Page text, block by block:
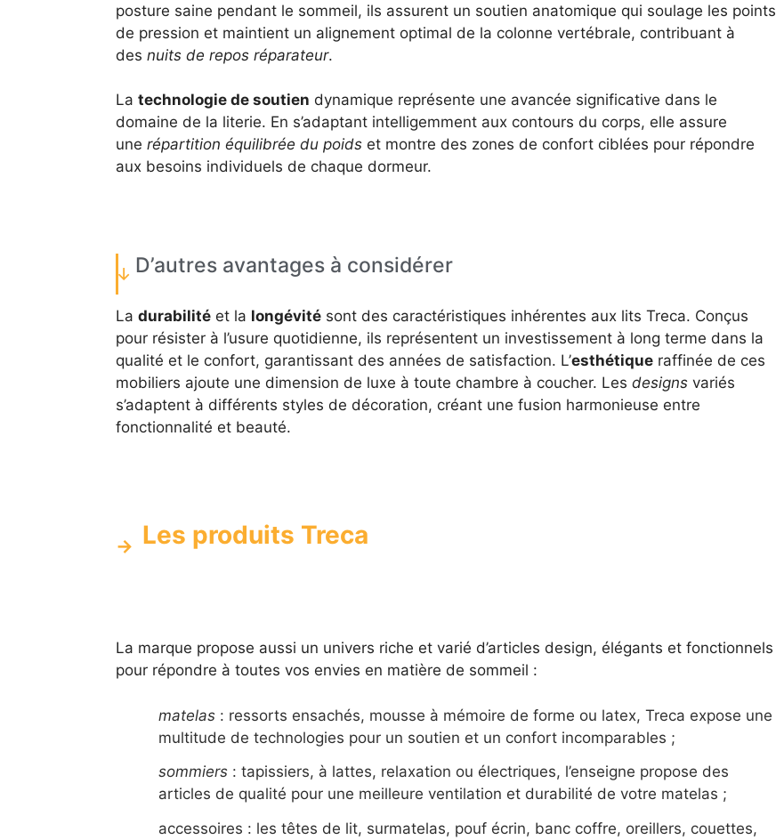
posture saine pendant le sommeil, ils assurent un soutien anatomique qui soulage les points
de pression et maintient un alignement optimal de la colonne vertébrale, contribuant à
des nuits de repos réparateur.
La technologie de soutien dynamique représente une avancée significative dans le
domaine de la literie. En s’adaptant intelligemment aux contours du corps, elle assure
une répartition équilibrée du poidset montre des zones de confort ciblées pour répondre
aux besoins individuels de chaque dormeur.
D’autres avantages à considérer
La durabilitéet la longévitésont des caractéristiques inhérentes aux lits Treca. Conçus
pour résister à l’usure quotidienne, ils représentent un investissement à long terme dans la
qualité et le confort, garantissant des années de satisfaction. L’esthétiqueraffinée de ces
mobiliers ajoute une dimension de luxe à toute chambre à coucher. Les designsvariés
s’adaptent à différents styles de décoration, créant une fusion harmonieuse entre
fonctionnalité et beauté.
Les produits Treca
La marque propose aussi un univers riche et varié d’articles design, élégants et fonctionnels
pour répondre à toutes vos envies en matière de sommeil :
matelas: ressorts ensachés, mousse à mémoire de forme ou latex, Treca expose une
multitude de technologies pour un soutien et un confort incomparables ;
sommiers: tapissiers, à lattes, relaxation ou électriques, l’enseigne propose des
articles de qualité pour une meilleure ventilation et durabilité de votre matelas ;
accessoires : les têtes de lit, surmatelas, pouf écrin, banc coffre, oreillers, couettes,